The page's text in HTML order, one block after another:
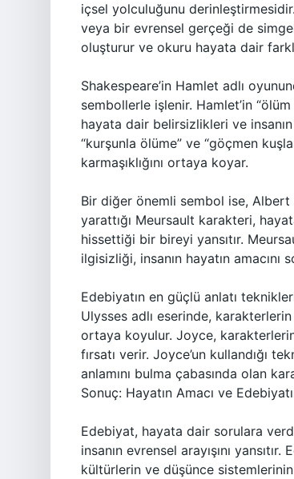
içsel yolculuğunu
veya bir evrensel gerçeği de
oluşturur ve okuru hayata dair
Shakespeare’in Hamlet adlı
sembollerle işlenir. Hamlet’in
hayata dair belirsizlikleri ve
“kurşunla ölüme” ve “göçmen
karmaşıklığını ortaya koyar.
Bir diğer önemli sembol ise, Albert
yarattığı Meursault karakteri,
hissettiği bir bireyi yansıtır.
ilgisizliği, insanın hayatın
Edebiyatın en güçlü anlatı
Ulysses adlı eserinde,
ortaya koyulur. Joyce,
fırsatı verir. Joyce’un kullandığı
anlamını bulma çabasında olan
Sonuç: Hayatın Amacı ve
Edebiyat, hayata dair sorulara
insanın evrensel arayışını
kültürlerin ve düşünce